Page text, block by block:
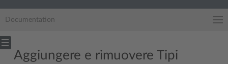
Documentation
Aggiungere e rimuovere Tipi